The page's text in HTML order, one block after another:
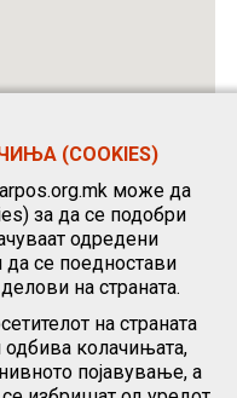
(COOKIES)
може да
за да се подобри
одредени
се поедностави
на страната.
на страната
колачињата,
појавување, а